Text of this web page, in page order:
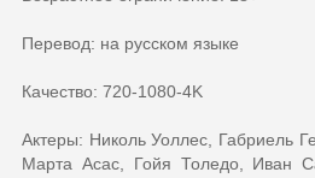
Перевод: на русском языке
Качество: 720-1080-4K
Актеры: Николь Уоллес, Габриель
Марта Асас, Гойя Толедо, Иван